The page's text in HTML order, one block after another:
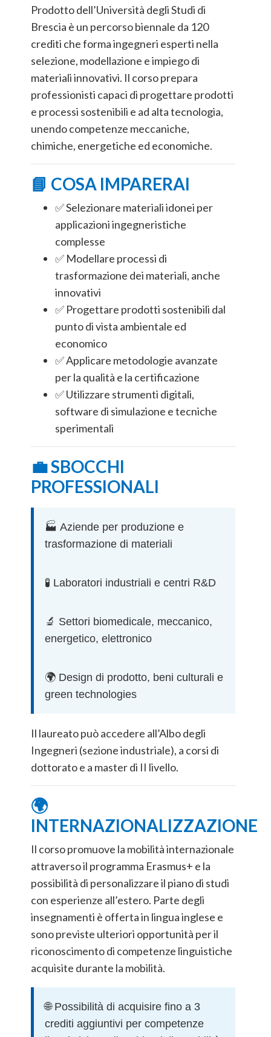
Prodotto dell’Università degli Studi di
Brescia è un percorso biennale da 120
crediti che forma ingegneri esperti nella
selezione, modellazione e impiego di
materiali innovativi. Il corso prepara
professionisti capaci di progettare prodotti
e processi sostenibili e ad alta tecnologia,
unendo competenze meccaniche,
chimiche, energetiche ed economiche.
📘 COSA IMPARERAI
✅ Selezionare materiali idonei per
applicazioni ingegneristiche
complesse
✅ Modellare processi di
trasformazione dei materiali, anche
innovativi
✅ Progettare prodotti sostenibili dal
punto di vista ambientale ed
economico
✅ Applicare metodologie avanzate
per la qualità e la certificazione
✅ Utilizzare strumenti digitali,
software di simulazione e tecniche
sperimentali
💼 SBOCCHI
PROFESSIONALI
🏭 Aziende per produzione e
trasformazione di materiali
🧪 Laboratori industriali e centri R&D
🔬 Settori biomedicale, meccanico,
energetico, elettronico
🌍 Design di prodotto, beni culturali e
green technologies
Il laureato può accedere all’Albo degli
Ingegneri (sezione industriale), a corsi di
dottorato e a master di II livello.
🌍
INTERNAZIONALIZZAZIONE
Il corso promuove la mobilità internazionale
attraverso il programma Erasmus+ e la
possibilità di personalizzare il piano di studi
con esperienze all’estero. Parte degli
insegnamenti è offerta in lingua inglese e
sono previste ulteriori opportunità per il
riconoscimento di competenze linguistiche
acquisite durante la mobilità.
🌐 Possibilità di acquisire fino a 3
crediti aggiuntivi per competenze